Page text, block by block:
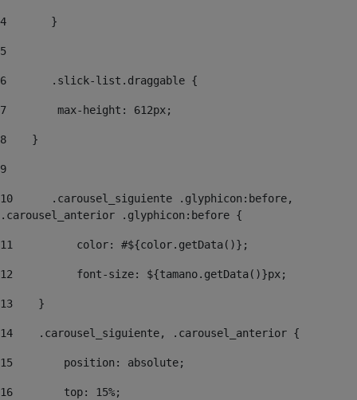
4
	}
5
6
	.slick-list.draggable {
7
        max-height: 612px;
8
    }
9
10
.carousel_anterior .glyphicon:before {
11
	    color: #${color.getData()};
12
	    font-size: ${tamano.getData()}px;
13
    }
14
    .carousel_siguiente, .carousel_anterior {
15
        position: absolute;
16
        top: 15%;